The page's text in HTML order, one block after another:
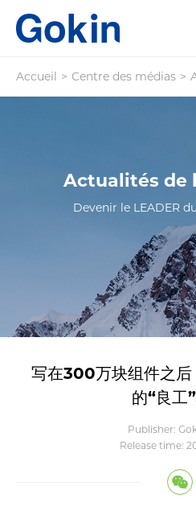
Accueil > Centre des médias >
Actualités de
Devenir le LEADER
写在300万块组件之
的“良工
Publisher:
Release time: